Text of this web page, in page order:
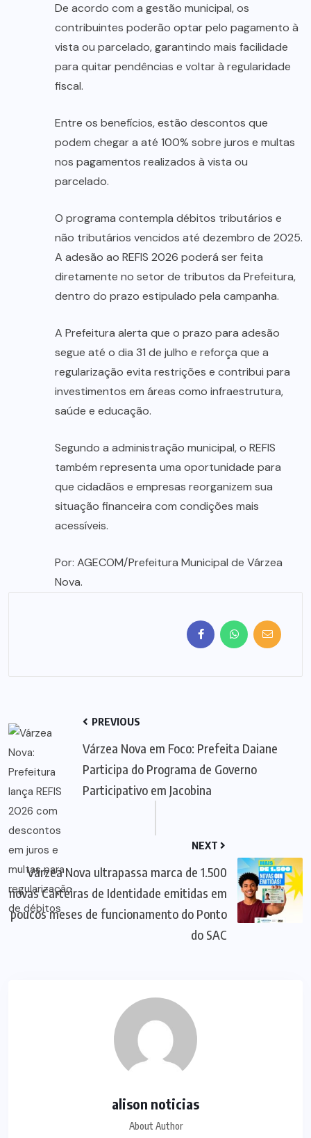
De acordo com a gestão municipal, os
contribuintes poderão optar pelo pagamento à
vista ou parcelado, garantindo mais facilidade
para quitar pendências e voltar à regularidade
fiscal.
Entre os benefícios, estão descontos que
podem chegar a até 100% sobre juros e multas
nos pagamentos realizados à vista ou
parcelado.
O programa contempla débitos tributários e
não tributários vencidos até dezembro de 2025.
A adesão ao REFIS 2026 poderá ser feita
diretamente no setor de tributos da Prefeitura,
dentro do prazo estipulado pela campanha.
A Prefeitura alerta que o prazo para adesão
segue até o dia 31 de julho e reforça que a
regularização evita restrições e contribui para
investimentos em áreas como infraestrutura,
saúde e educação.
Segundo a administração municipal, o REFIS
também representa uma oportunidade para
que cidadãos e empresas reorganizem sua
situação financeira com condições mais
acessíveis.
Por: AGECOM/Prefeitura Municipal de Várzea
Nova.
PREVIOUS
Várzea Nova em Foco: Prefeita Daiane
Participa do Programa de Governo
Participativo em Jacobina
NEXT
Várzea Nova ultrapassa marca de 1.500
novas Carteiras de Identidade emitidas em
poucos meses de funcionamento do Ponto
do SAC
alison noticias
About Author